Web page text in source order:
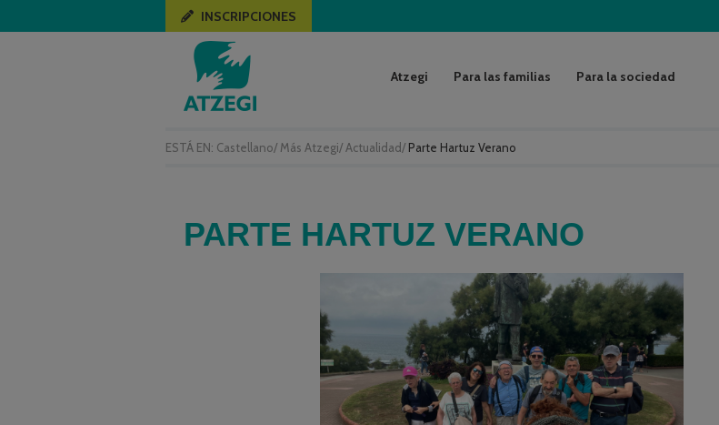
ESTÁ EN: Castellano/ Más Atzegi/ Actualidad/ Parte Hartuz Verano
INSCRIPCIONES
Atzegi Para las familias Para la sociedad
PARTE HARTUZ VERANO